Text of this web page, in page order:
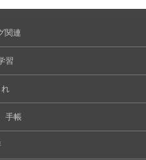
関連
習
手帳